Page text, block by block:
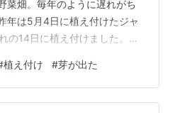
菜畑。毎年のように遅れがち
年は5月4日に植え付けたジャ
の14日に植え付けました。数
ろうと、いつもの休耕田を転
の畑に植えましたので、ちょ
れます。 遅れて植え付けたジ
植え付け #芽が出た